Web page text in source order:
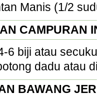
Manis (1/2
CAMPURAN
6 biji atau
dadu atau
BAWANG